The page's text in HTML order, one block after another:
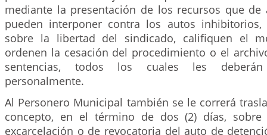
mediante la presentación de los recursos que
pueden interponer contra los autos inhibitorios,
sobre la libertad del sindicado, califiquen el
ordenen la cesación del procedimiento o el
sentencias, todos los cuales les
personalmente.
Al Personero Municipal también se le correrá
concepto, en el término de dos (2) días,
excarcelación o de revocatoria del auto de